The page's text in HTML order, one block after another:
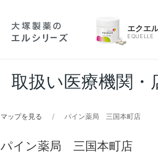
エクエ
EQUELLE
取扱い医療機関・
マップを見る パイン薬局 三国本町店
パイン薬局 三国本町店